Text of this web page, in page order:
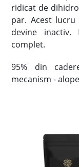
ridicat de
par. Acest
devine
complet.
95% din
mecanism -